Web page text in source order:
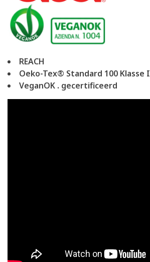
REACH
Oeko-Tex® Standard 100 Klasse I
VeganOK . gecertificeerd